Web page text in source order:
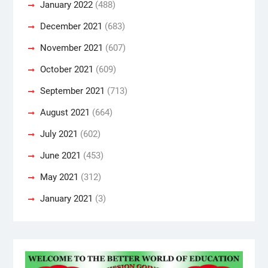
January 2022(488)
December 2021 (683)
November 2021 (607)
October 2021 (609)
September 2021 (713)
August 2021 (664)
July 2021 (602)
June 2021 (453)
May 2021 (312)
January 2021 (3)